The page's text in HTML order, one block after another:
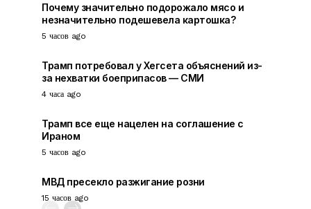
Почему значительно подорожало мясо и
незначительно подешевела картошка?
5 часов ago
Трамп потребовал у Хегсета объяснений из-
за нехватки боеприпасов — СМИ
4 часа ago
Трамп все еще нацелен на соглашение с
Ираном
5 часов ago
МВД пресекло разжигание розни
15 часов ago